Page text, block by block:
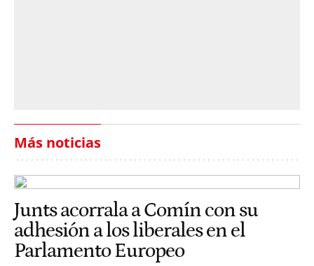
Más noticias
Junts acorrala a Comín con su
adhesión a los liberales en el
Parlamento Europeo